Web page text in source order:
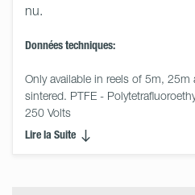
nu.
Données techniques:
Only available in reels of 5m, 25m
sintered. PTFE -
250 Volts
Lire la Suite